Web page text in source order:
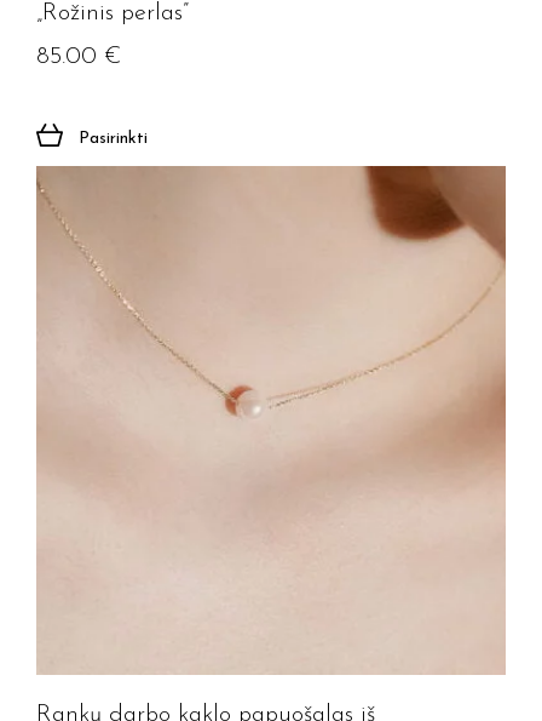
„Rožinis perlas”
85.00 €
Pasirinkti
Rankų darbo kaklo papuošalas iš